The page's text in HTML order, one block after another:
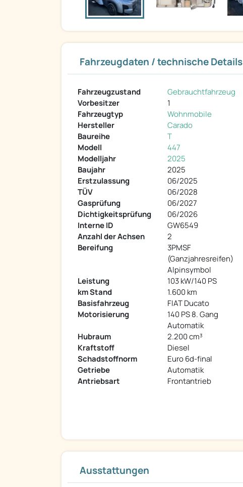
Fahrzeugdaten / technische Details
Fahrzeugzustand
Gebrauchtfahrzeug
Vorbesitzer
1
Fahrzeugtyp
Wohnmobile
Hersteller
Carado
Baureihe
T
Modell
447
Modelljahr
2025
Baujahr
2025
Erstzulassung
06/2025
TÜV
06/2028
Gasprüfung
06/2027
Dichtigkeitsprüfung
06/2026
Interne ID
GW6549
Anzahl der Achsen
2
Bereifung
3PMSF
(Ganzjahresreifen)
Alpinsymbol
Leistung
103 kW/140 PS
km Stand
1.600 km
Basisfahrzeug
FIAT Ducato
Motorisierung
140 PS 8. Gang
Automatik
Hubraum
2.200 cm³
Kraftstoff
Diesel
Schadstoffnorm
Euro 6d-final
Getriebe
Automatik
Antriebsart
Frontantrieb
Ausstattungen